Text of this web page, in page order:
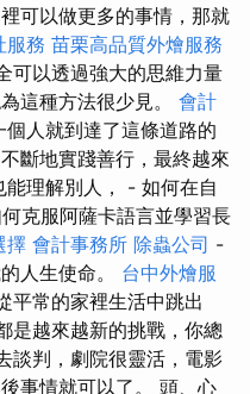
可以做更多的事情，那就
服務 苗栗高品質外燴服務
可以透過強大的思維力量
這種方法很少見。 會計
人就到達了這條道路的
斷地實踐善行，最終越來
理解別人， - 如何在自
克服阿薩卡語言並學習長
擇 會計事務所 除蟲公司 -
人生使命。 台中外燴服
平常的家裡生活中跳出
是越來越新的挑戰，你總
談判，劇院很靈活，電影
事情就可以了。 頭、心